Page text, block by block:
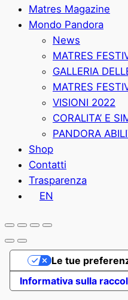
Matres Magazine
Mondo Pandora
News
MATRES
GALLERIA
MATRES
VISIONI 2022
CORALITA’ E
PANDORA
Shop
Contatti
Trasparenza
EN
Informativa sulla
Le tue